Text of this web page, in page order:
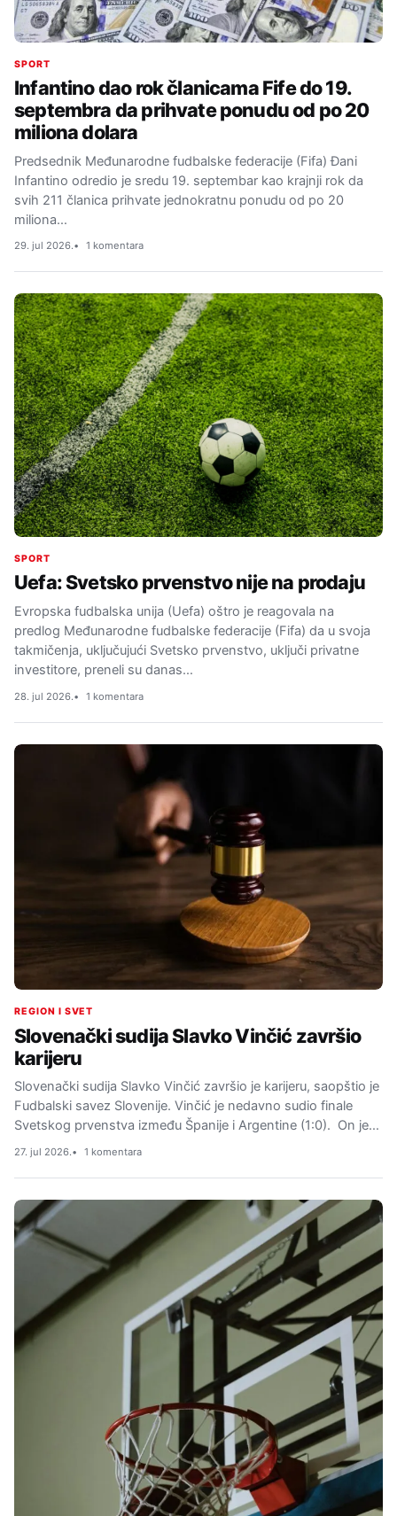
SPORT
Infantino dao rok članicama Fife do 19.
septembra da prihvate ponudu od po 20
miliona dolara
Predsednik Međunarodne fudbalske federacije (Fifa) Đani
Infantino odredio je sredu 19. septembar kao krajnji rok da
svih 211 članica prihvate jednokratnu ponudu od po 20
miliona…
29. jul 2026. 1 komentara
SPORT
Uefa: Svetsko prvenstvo nije na prodaju
Evropska fudbalska unija (Uefa) oštro je reagovala na
predlog Međunarodne fudbalske federacije (Fifa) da u svoja
takmičenja, uključujući Svetsko prvenstvo, uključi privatne
investitore, preneli su danas…
28. jul 2026. 1 komentara
REGION I SVET
Slovenački sudija Slavko Vinčić završio
karijeru
Slovenački sudija Slavko Vinčić završio je karijeru, saopštio je
Fudbalski savez Slovenije. Vinčić je nedavno sudio finale
Svetskog prvenstva između Španije i Argentine (1:0). On je…
27. jul 2026. 1 komentara